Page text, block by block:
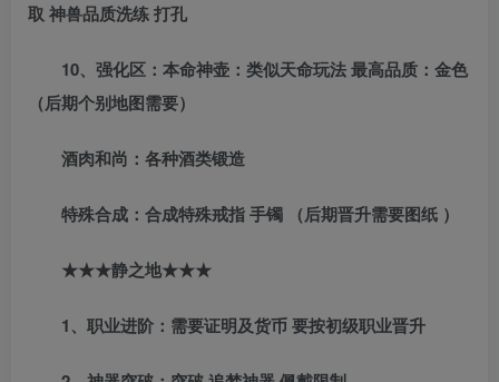
取 神兽品质洗练 打孔
10、强化区：本命神壶：类似天命玩法 最高品质：金色
（后期个别地图需要）
酒肉和尚：各种酒类锻造
特殊合成：合成特殊戒指 手镯 （后期晋升需要图纸 ）
★★★静之地★★★
1、职业进阶：需要证明及货币 要按初级职业晋升